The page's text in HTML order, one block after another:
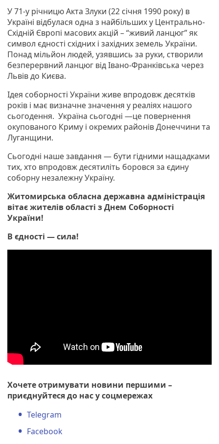
У 71-у річницю Акта Злуки (22 січня 1990 року) в
Україні відбулася одна з найбільших у Центрально-
Східній Європі масових акцій – “живий ланцюг” як
символ єдності східних і західних земель України.
Понад мільйон людей, узявшись за руки, створили
безперервний ланцюг від Івано-Франківська через
Львів до Києва.
Ідея соборності України живе впродовж десятків
років і має визначне значення у реаліях нашого
сьогодення. Україна сьогодні —це повернення
окупованого Криму і окремих районів Донеччини та
Луганщини.
Сьогодні наше завдання — бути гідними нащадками
тих, хто впродовж десятиліть боровся за єдину
соборну незалежну Україну.
Житомирська обласна державна адміністрація
вітає жителів області з Днем Соборності
України!
В єдності — сила!
Хочете отримувати новини першими –
приєднуйтеся до нас у соцмережах
Telegram
Facebook